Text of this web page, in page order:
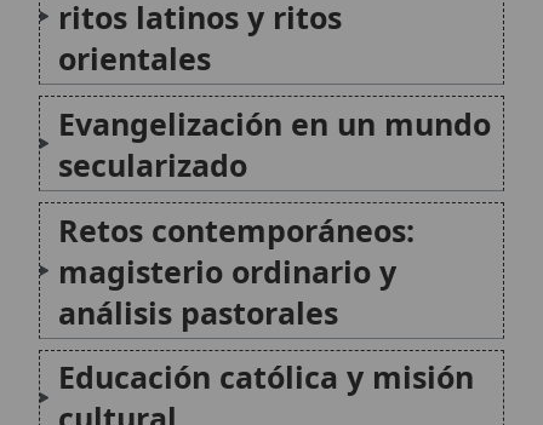
Educación católica y misión
cultural
Caridad, salud y bienestar:
una presencia que
transforma
Historia reciente de la
Iglesia y continuidad
institucional
Conclusión